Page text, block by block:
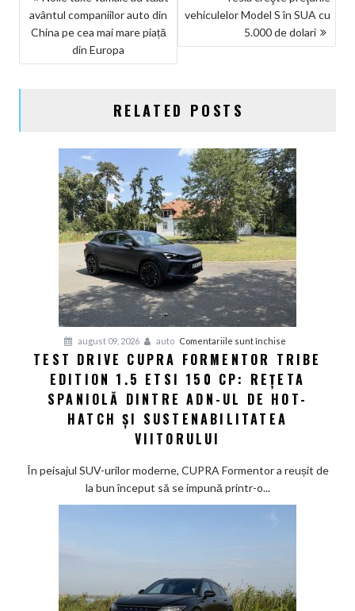
ÎN
ARTICOLE
avântul companiilor auto din
China pe cea mai mare piață
din Europa
vehiculelor Model S în SUA cu
5.000 de dolari
RELATED POSTS
august 09, 2026 auto Comentariile sunt închise
Test
Drive
CUPRA
ADN-
ul
TEST DRIVE CUPRA FORMENTOR TRIBE
EDITION 1.5 ETSI 150 CP: REȚETA
SPANIOLĂ DINTRE ADN-UL DE HOT-
HATCH ȘI SUSTENABILITATEA
VIITORULUI
În peisajul SUV-urilor moderne, CUPRA Formentor a reușit de
la bun început să se impună printr-o...